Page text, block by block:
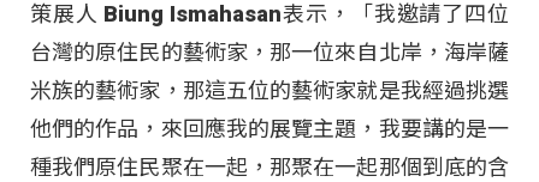
策展人 Biung Ismahasan表示，「我邀請了四位
台灣的原住民的藝術家，那一位來自北岸，海岸薩
米族的藝術家，那這五位的藝術家就是我經過挑選
他們的作品，來回應我的展覽主題，我要講的是一
種我們原住民聚在一起，那聚在一起那個到底的含